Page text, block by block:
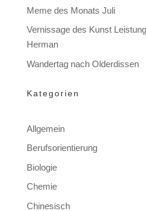
Meme des Monats Juli
Vernissage des Kunst
Herman
Wandertag nach Olderdissen
Kategorien
Allgemein
Berufsorientierung
Biologie
Chemie
Chinesisch